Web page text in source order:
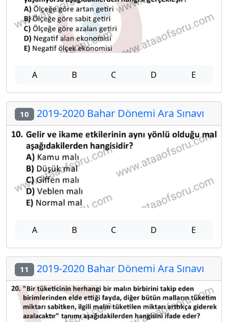
A B C D E
10 2019-2020 Bahar Dönemi Ara Sınavı
A B C D E
11 2019-2020 Bahar Dönemi Ara Sınavı